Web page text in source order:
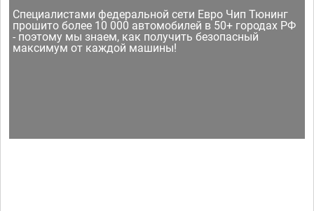
Специалистами федеральной сети Евро Чип Тюнинг
прошито более 10 000 автомобилей в 50+ городах РФ
- поэтому мы знаем, как получить безопасный
максимум от каждой машины!